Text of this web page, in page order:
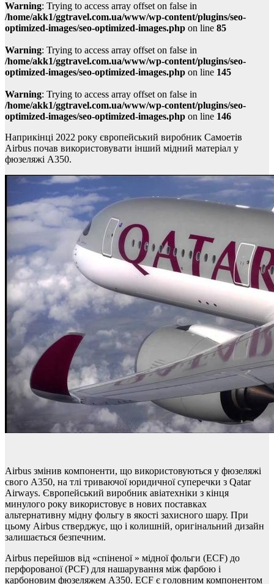
Warning: Trying to access array offset on false in
/home/akk1/ggtravel.com.ua/www/wp-content/plugins/seo-
optimized-images/seo-optimized-images.php on line 85
Warning: Trying to access array offset on false in
/home/akk1/ggtravel.com.ua/www/wp-content/plugins/seo-
optimized-images/seo-optimized-images.php on line 145
Warning: Trying to access array offset on false in
/home/akk1/ggtravel.com.ua/www/wp-content/plugins/seo-
optimized-images/seo-optimized-images.php on line 146
Наприкінці 2022 року європейський виробник Самоетів
Airbus почав використовувати інший мідний матеріал у
фюзеляжі A350.
Airbus змінив компоненти, що використовуються у фюзеляжі
свого A350, на тлі триваючої юридичної суперечки з Qatar
Airways. Європейський виробник авіатехніки з кінця
минулого року використовує в нових поставках
альтернативну мідну фольгу в якості захисного шару. При
цьому Airbus стверджує, що і колишній, оригінальний дизайн
залишається безпечним.
Airbus перейшов від «спіненої » мідної фольги (ECF) до
перфорованої (PCF) для нашарування між фарбою і
карбоновим фюзеляжем A350. ECF є головним компонентом